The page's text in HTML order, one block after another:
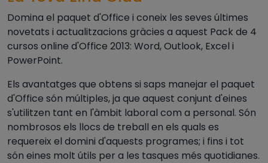
Domina el paquet d'Office i coneix les seves últimes
novetats i actualitzacions gràcies a aquest Pack de 4
cursos online d'Office 2013: Word, Outlook, Excel i
PowerPoint.
Els avantatges que obtens si saps manejar el paquet
d'Office són múltiples, ja que aquest conjunt d'eines
s'utilitzen tant en l'àmbit laboral com a personal. Són
nombrosos els llocs de treball en els quals es
requereix el domini d'aquests programes; i fins i tot
són eines molt útils per a les tasques més quotidianes.